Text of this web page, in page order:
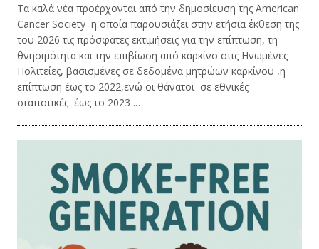
Τα καλά νέα προέρχονται από την δημοσίευση της American
Cancer Society η οποία παρουσιάζει στην ετήσια έκθεση της
του 2026 τις πρόσφατες εκτιμήσεις για την επίπτωση, τη
θνησιμότητα και την επιβίωση από καρκίνο στις Ηνωμένες
Πολιτείες, βασισμένες σε δεδομένα μητρώων καρκίνου ,η
επίπτωση έως το 2022,ενώ οι θάνατοι σε εθνικές
στατιστικές έως το 2023 .…